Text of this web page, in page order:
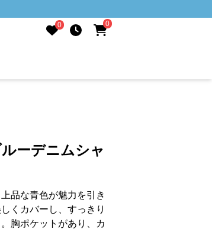
0 0
ーデニムシャ
品な青色が魅力を引き
くカバーし、すっきり
胸ポケットがあり、カ